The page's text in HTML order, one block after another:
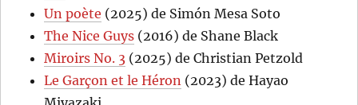
Un poète (2025) de Simón Mesa Soto
The Nice Guys (2016) de Shane Black
Miroirs No. 3 (2025) de Christian Petzold
Le Garçon et le Héron (2023) de Hayao